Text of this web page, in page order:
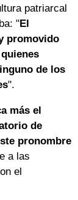
patriarcal
"El
promovido
de los
".
más el
de
pronombre
a las
el